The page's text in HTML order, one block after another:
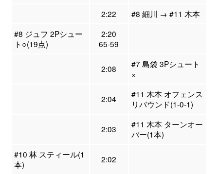
2:22
#8 細川 → #11 木本
#8 ジュフ 2Pシュー
ト○(19点)
2:20
65-59
2:08
#7 島袋 3Pシュート
×
2:04
#11 木本 オフェンス
リバウンド(1-0-1)
2:03
#11 木本 ターンオー
バー(1本)
#10 林 スティール(1
本)
2:02